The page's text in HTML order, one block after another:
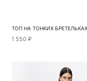
1 550 ₽